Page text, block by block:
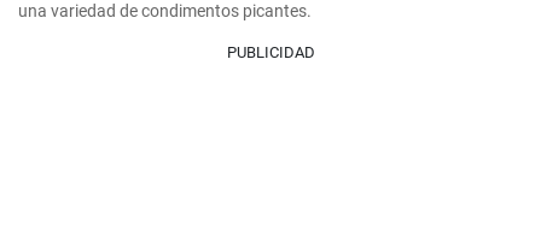
una variedad de condimentos picantes.
PUBLICIDAD